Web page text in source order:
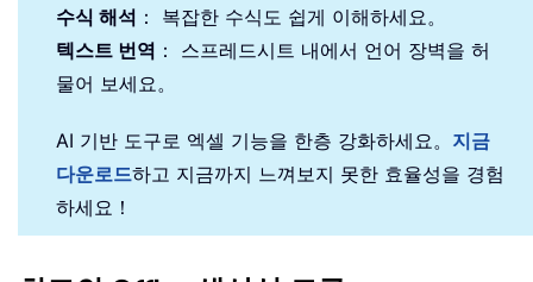
수식 해석 ： 복잡한 수식도 쉽게 이해하세요。
텍스트 번역 ： 스프레드시트 내에서 언어 장벽을 허
물어 보세요。
AI 기반 도구로 엑셀 기능을 한층 강화하세요。 지금
다운로드하고 지금까지 느껴보지 못한 효율성을 경험
하세요！